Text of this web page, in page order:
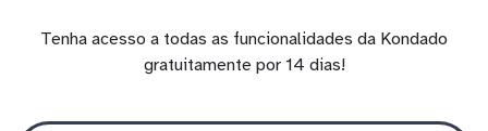
Tenha acesso a todas as funcionalidades da Kondado
gratuitamente por 14 dias!